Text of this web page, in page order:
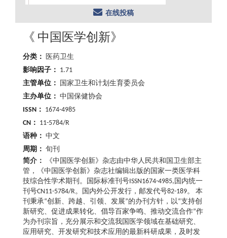
在线投稿
《 中国医学创新》
分类： 医药卫生
影响因子： 1.71
主管单位：
国家卫生和计划生育委员会
主办单位： 中国保健协会
ISSN： 1674-4985
CN： 11-5784/R
语种： 中文
周期： 旬刊
简介：
《中国医学创新》杂志由中华人民共和国卫生部主
管，《中国医学创新》杂志社编辑出版的国家一类医学科
技综合性学术期刊。国际标准刊号ISSN1674-4985,国内统一
刊号CN11-5784/R。国内外公开发行，邮发代号82-189。 本
刊秉承“创新、跨越、引领、发展”的办刊方针，以“支持创
新研究、促进成果转化、倡导百家争鸣、推动交流合作”作
为办刊宗旨，充分展示和交流我国医学领域在基础研究、
应用研究、开发研究和技术应用的最新科研成果，及时发